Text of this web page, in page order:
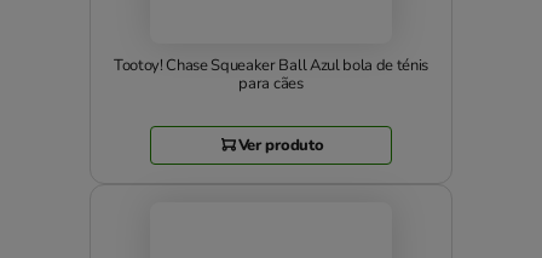
Tootoy! Chase Squeaker Ball Azul bola de ténis
para cães
Ver produto